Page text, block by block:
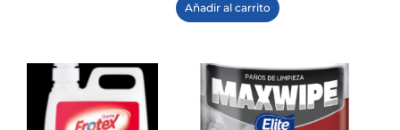
Añadir al carrito